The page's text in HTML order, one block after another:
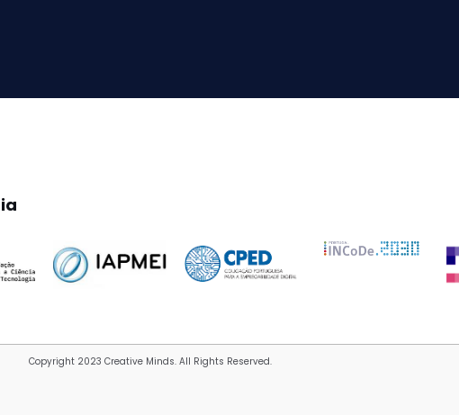
Copyright 2023 Creative Minds. All Rights Reserved.